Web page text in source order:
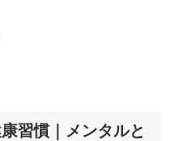
習慣｜メンタルと